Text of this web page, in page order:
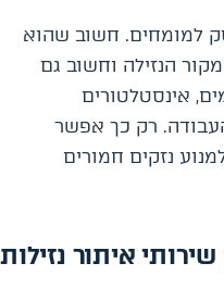
למומחים. חשוב שהוא
הנזילה וחשוב גם
אינסטלטורים
רק כך אפשר
נזקים חמורים
איתור נזילות